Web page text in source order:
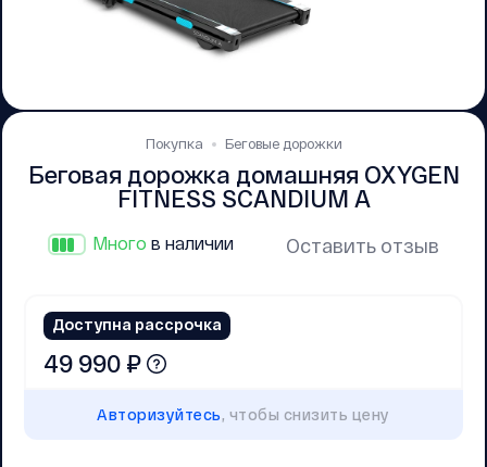
Покупка Беговые дорожки
Беговая дорожка домашняя OXYGEN
FITNESS SCANDIUM A
Много в наличии Оставить отзыв
Доступна рассрочка
49 990 ₽
Авторизуйтесь, чтобы снизить цену